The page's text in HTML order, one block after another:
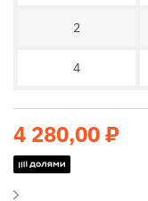
2
4
4 280,00 ₽